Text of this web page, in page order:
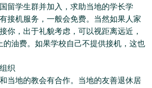
留学生群并加入，求助当地的学长学
接机服务，一般会免费。当然如果人家
你，出于礼貌考虑，可以视距离远近，
的油费。如果学校自己不提供接机，这也
织
地的教会有合作。当地的友善退休居